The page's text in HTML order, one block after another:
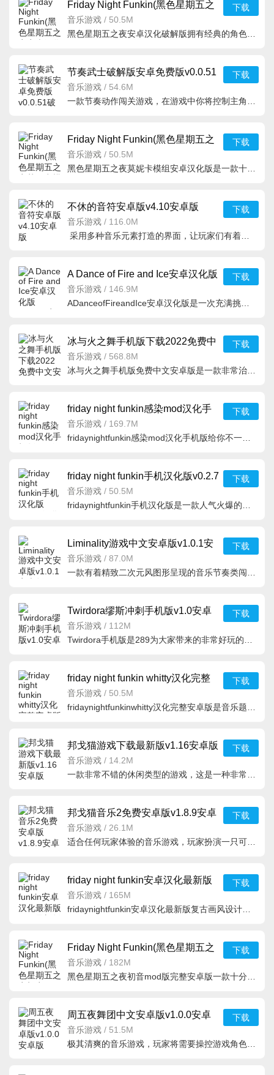
Friday Night Funkin(黑色星期五之
夜安卓汉化破解版)v
音乐游戏 / 50.5M
下载
节奏武士破解版安卓免费版v0.0.51
破解版
音乐游戏 / 54.6M
下载
Friday Night Funkin(黑色星期五之
夜莫妮卡模组安卓汉
音乐游戏 / 50.5M
下载
不休的音符安卓版v4.10安卓版
音乐游戏 / 116.0M
下载
A Dance of Fire and Ice安卓汉化版
v1.12.6安卓版
音乐游戏 / 146.9M
下载
冰与火之舞手机版下载2022免费中
文安卓版v1.11.5安卓版
音乐游戏 / 568.8M
下载
friday night funkin感染mod汉化手
机版v1.0汉化版
音乐游戏 / 169.7M
下载
friday night funkin手机汉化版v0.2.7
汉化版
音乐游戏 / 50.5M
下载
Liminality游戏中文安卓版v1.0.1安
卓版
音乐游戏 / 87.0M
下载
Twirdora缪斯冲刺手机版v1.0安卓
版
音乐游戏 / 112M
下载
friday night funkin whitty汉化完整
安卓版v1.0汉化版
音乐游戏 / 50.5M
下载
邦戈猫游戏下载最新版v1.16安卓版
音乐游戏 / 14.2M
下载
邦戈猫音乐2免费安卓版v1.8.9安卓
版
音乐游戏 / 26.1M
下载
friday night funkin安卓汉化最新版
v2.0最新版
音乐游戏 / 165M
下载
Friday Night Funkin(黑色星期五之
夜初音mod版完整安卓
音乐游戏 / 182M
下载
周五夜舞团中文安卓版v1.0.0安卓
版
音乐游戏 / 51.5M
下载